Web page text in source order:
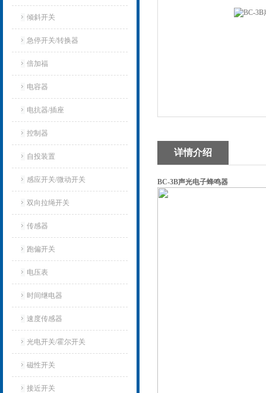
倾斜开关
急停开关/转换器
倍加福
电容器
电抗器/插座
控制器
自投装置
感应开关/微动开关
双向拉绳开关
传感器
跑偏开关
电压表
时间继电器
速度传感器
光电开关/霍尔开关
磁性开关
接近开关
详情介绍
BC-3B声光电子蜂鸣器